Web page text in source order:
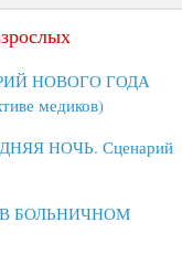
НОВОГО ГОДА
медиков)
НОЧЬ. Сценарий
БОЛЬНИЧНОМ